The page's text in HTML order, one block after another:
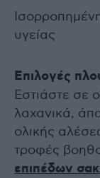
υγείας
Επιλογές
Εστιάστε σε
λαχανικά,
ολικής
τροφές
επιπέδων